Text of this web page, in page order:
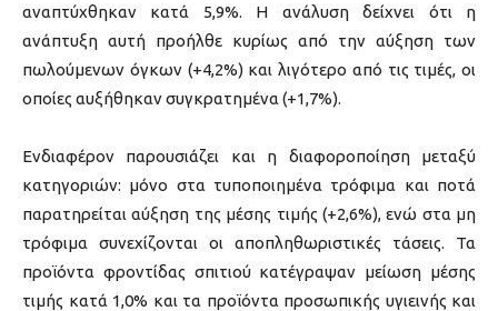
αναπτύχθηκαν κατά 5,9%. Η ανάλυση δείχνει ότι η
ανάπτυξη αυτή προήλθε κυρίως από την αύξηση των
πωλούμενων όγκων (+4,2%) και λιγότερο από τις τιμές, οι
οποίες αυξήθηκαν συγκρατημένα (+1,7%).
Ενδιαφέρον παρουσιάζει και η διαφοροποίηση μεταξύ
κατηγοριών: μόνο στα τυποποιημένα τρόφιμα και ποτά
παρατηρείται αύξηση της μέσης τιμής (+2,6%), ενώ στα μη
τρόφιμα συνεχίζονται οι αποπληθωριστικές τάσεις. Τα
προϊόντα φροντίδας σπιτιού κατέγραψαν μείωση μέσης
τιμής κατά 1,0% και τα προϊόντα προσωπικής υγιεινής και